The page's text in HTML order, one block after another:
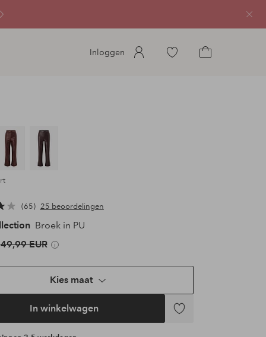
Inloggen
Ga
65 25 beoordelingen
Broek in PU
49,99 EUR
Kies maat
In winkelwagen
Toevoegen